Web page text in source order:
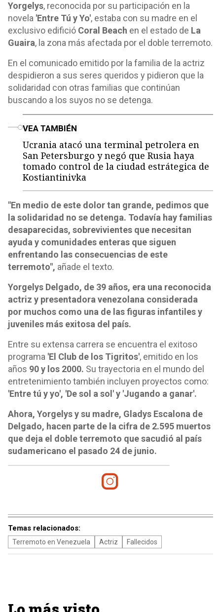
Yorgelys, reconocida por su participación en la
novela 'Entre Tú y Yo', estaba con su madre en el
exclusivo edifició Coral Beach en el estado de La
Guaira, la zona más afectada por el doble terremoto.
En el comunicado emitido por la familia de la actriz
despidieron a sus seres queridos y pidieron que la
solidaridad con otras familias que continúan
buscando a los suyos no se detenga.
VEA TAMBIÉN
Ucrania atacó una terminal petrolera en
San Petersburgo y negó que Rusia haya
tomado control de la ciudad estrátegica de
Kostiantinivka
"En medio de este dolor tan grande, pedimos que
la solidaridad no se detenga. Todavía hay familias
desaparecidas, sobrevivientes que necesitan
ayuda y comunidades enteras que siguen
enfrentando las consecuencias de este
terremoto", añade el texto.
Yorgelys Delgado, de 39 años, era una reconocida
actriz y presentadora venezolana considerada
por muchos como una de las figuras infantiles y
juveniles más exitosa del país.
Entre su extensa carrera se encuentra el exitoso
programa 'El Club de los Tigritos', emitido en los
años 90 y los 2000. Su trayectoria en el mundo del
entretenimiento también incluyen proyectos como:
'Entre tú y yo', 'De sol a sol' y 'Jugando a ganar'.
Ahora, Yorgelys y su madre, Gladys Escalona de
Delgado, hacen parte de la cifra de 2.595 muertos
que deja el doble terremoto que sacudió al país
sudamericano el pasado 24 de junio.
Temas relacionados:
Terremoto en Venezuela Actriz Fallecidos